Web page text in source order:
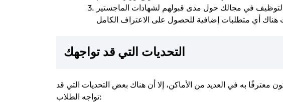
في مجالك حول مدى قبولهم لشهادات الماجستير
التحديات التي قد تواجهك
معترفًا به في العديد من الأماكن، إلا أن هناك بعض التحديات التي قد
تواجه الطلاب: